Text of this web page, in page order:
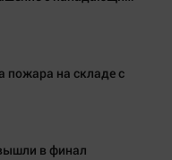
пожара на складе с
в финал